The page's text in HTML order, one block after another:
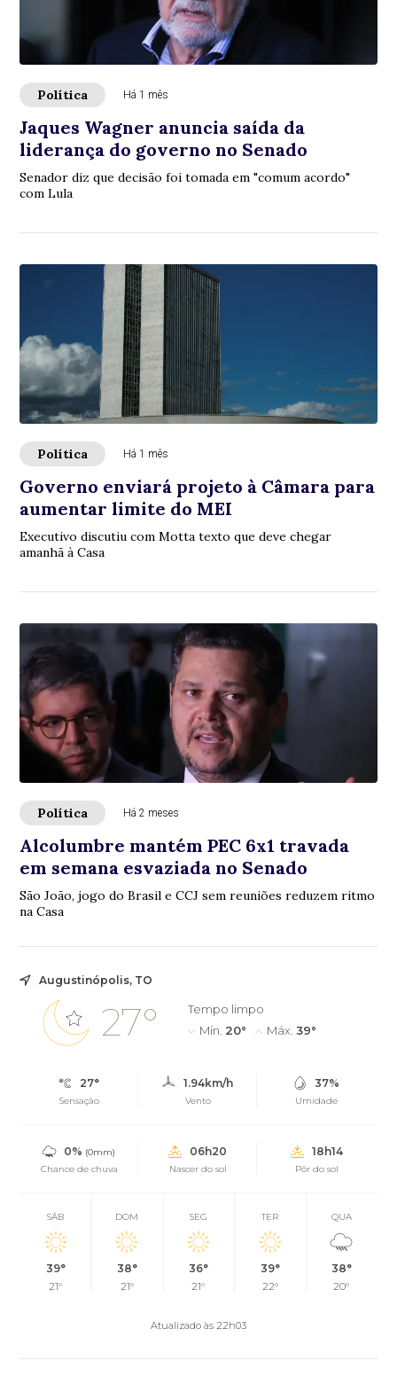
Política Há 1 mês
Jaques Wagner anuncia saída da
liderança do governo no Senado
Senador diz que decisão foi tomada em "comum acordo"
com Lula
Política Há 1 mês
Governo enviará projeto à Câmara para
aumentar limite do MEI
Executivo discutiu com Motta texto que deve chegar
amanhã à Casa
Política Há 2 meses
Alcolumbre mantém PEC 6x1 travada
em semana esvaziada no Senado
São João, jogo do Brasil e CCJ sem reuniões reduzem ritmo
na Casa
Augustinópolis, TO
27°
Tempo limpo
Mín. 20° Máx. 39°
27°
Sensação
1.94km/h
Vento
37%
Umidade
0% (0mm)
Chance de chuva
06h20
Nascer do sol
18h14
Pôr do sol
SÁB
39°
21°
DOM
38°
21°
SEG
36°
21°
TER
39°
22°
QUA
38°
20°
Atualizado às 22h03